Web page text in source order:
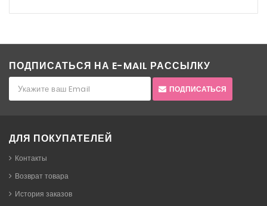
ПОДПИСАТЬСЯ НА E-MAIL РАССЫЛКУ
ПОДПИСАТЬСЯ
ДЛЯ ПОКУПАТЕЛЕЙ
Контакты
Возврат товара
История заказов